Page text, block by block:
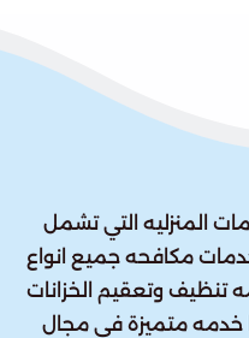
المنزليه التي تشمل
مكافحه جميع انواع
تنظيف وتعقيم الخزانات
خدمه متميزة في مجال